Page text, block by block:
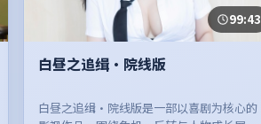
99:43
白昼之追缉·院线版
白昼之追缉·院线版是一部以喜剧为核心的